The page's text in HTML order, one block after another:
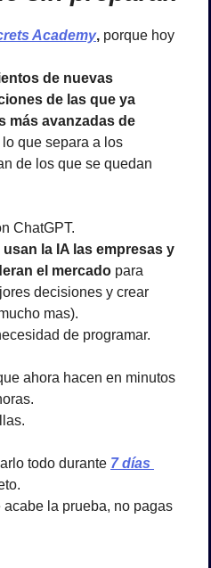
Academy, porque hoy
de nuevas
de las que ya
más avanzadas de
que separa a los
de los que se quedan
ChatGPT.
la IA las empresas y
el mercado para
decisiones y crear
mas).
de programar.
ahora hacen en minutos
todo durante 7 días
la prueba, no pagas